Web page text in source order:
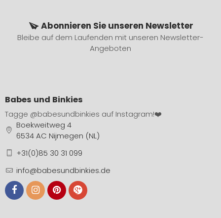
Abonnieren Sie unseren Newsletter
Bleibe auf dem Laufenden mit unseren Newsletter-
Angeboten
Babes und Binkies
Tagge @babesundbinkies auf Instagram!❤️
Boekweitweg 4
6534 AC Nijmegen (NL)
+31(0)85 30 31 099
info@babesundbinkies.de